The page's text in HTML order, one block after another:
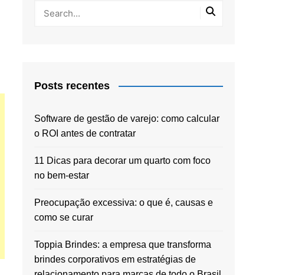
Posts recentes
Software de gestão de varejo: como calcular
o ROI antes de contratar
11 Dicas para decorar um quarto com foco
no bem-estar
Preocupação excessiva: o que é, causas e
como se curar
Toppia Brindes: a empresa que transforma
brindes corporativos em estratégias de